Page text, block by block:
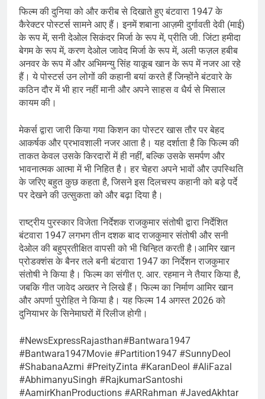
फिल्म की दुनिया को और करीब से दिखाते हुए बंटवारा 1947 के
कैरेक्टर पोस्टर्स सामने आए हैं। इनमें शबाना आज़मी दुर्गावती देवी (माई)
के रूप में, सनी देओल सिकंदर मिर्जा के रूप में, प्रीति जी. जिंटा हमीदा
बेगम के रूप में, करण देओल जावेद मिर्जा के रूप में, अली फज़ल हबीब
अनवर के रूप में और अभिमन्यु सिंह याकूब खान के रूप में नजर आ रहे
हैं। ये पोस्टर्स उन लोगों की कहानी बयां करते हैं जिन्होंने बंटवारे के
कठिन दौर में भी हार नहीं मानी और अपने साहस व धैर्य से मिसाल
कायम की।
मेकर्स द्वारा जारी किया गया किशन का पोस्टर खास तौर पर बेहद
आकर्षक और प्रभावशाली नजर आता है। यह दर्शाता है कि फिल्म की
ताकत केवल उसके किरदारों में ही नहीं, बल्कि उसके समर्पण और
भावनात्मक आत्मा में भी निहित है। हर चेहरा अपने भावों और उपस्थिति
के जरिए बहुत कुछ कहता है, जिसने इस दिलचस्प कहानी को बड़े पर्दे
पर देखने की उत्सुकता को और बढ़ा दिया है।
राष्ट्रीय पुरस्कार विजेता निर्देशक राजकुमार संतोषी द्वारा निर्देशित
बंटवारा 1947 लगभग तीन दशक बाद राजकुमार संतोषी और सनी
देओल की बहुप्रतीक्षित वापसी को भी चिन्हित करती है।आमिर खान
प्रोडक्शंस के बैनर तले बनी बंटवारा 1947 का निर्देशन राजकुमार
संतोषी ने किया है। फिल्म का संगीत ए. आर. रहमान ने तैयार किया है,
जबकि गीत जावेद अख्तर ने लिखे हैं। फिल्म का निर्माण आमिर खान
और अपर्णा पुरोहित ने किया है। यह फिल्म 14 अगस्त 2026 को
दुनियाभर के सिनेमाघरों में रिलीज होगी।
#NewsExpressRajasthan#Bantwara1947
#Bantwara1947Movie #Partition1947 #SunnyDeol
#ShabanaAzmi #PreityZinta #KaranDeol #AliFazal
#AbhimanyuSingh #RajkumarSantoshi
#AamirKhanProductions #ARRahman #JavedAkhtar